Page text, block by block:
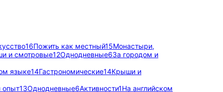
16Пожить как местный15Монастыри,
и смотровые12Однодневные6За городом и
языке14Гастрономические14Крыши и
опыт13Однодневные6Активности1На английском